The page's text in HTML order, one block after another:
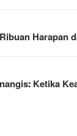
Harapan
Ketika